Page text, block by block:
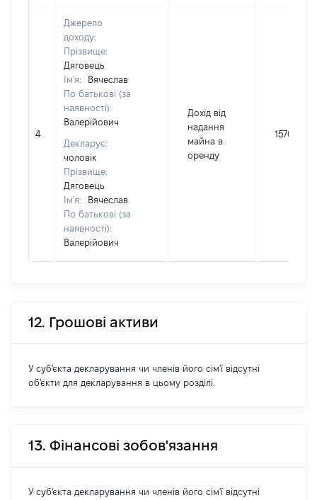
4
Джерело
доходу:
Прізвище:
Дяговець
Ім'я:
Вячеслав
По батькові (за
наявності):
Валерійович
Декларує:
чоловік
Прізвище:
Дяговець
Ім'я:
Вячеслав
По батькові (за
наявності):
Валерійович
Дохід від
надання
майна в
оренду
15709
12. Грошові активи
У суб'єкта декларування чи членів його сім'ї відсутні
об'єкти для декларування в цьому розділі.
13. Фінансові зобов'язання
У суб'єкта декларування чи членів його сім'ї відсутні